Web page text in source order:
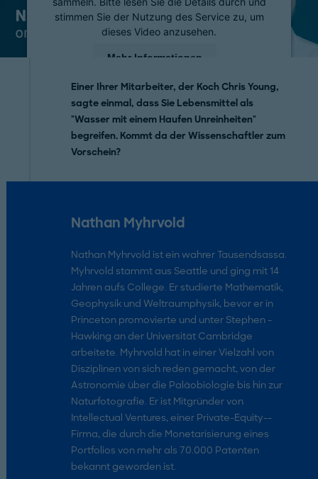
stimmen Sie der Nutzung des Service zu, um
dieses Video anzusehen.
Mehr Informationen
Akzeptieren
powered byUsercentrics Consent Management
Platform
Einer Ihrer Mitarbeiter, der Koch Chris Young,
sagte einmal, dass Sie Lebensmittel als
"Wasser mit einem Haufen Unreinheiten"
begreifen. Kommt da der Wissenschaftler zum
Vorschein?
Nathan Myhrvold
Nathan Myhrvold ist ein wahrer Tausendsassa.
­Myhrvold stammt aus Seattle und ging mit 14
Jahren aufs College. Er studierte Mathematik,
Geophysik und Weltraum­physik, bevor er in
Princeton promovierte und unter ­Stephen ­
Hawking an der Universität Cambridge
arbeitete. ­Myhrvold hat in einer Vielzahl von
Disziplinen von sich reden gemacht, von der
Astronomie über die Paläobiologie bis hin zur
Naturfotografie. Er ist Mitgründer von
Intellectual Ventures, einer Private-­Equity-­
Firma, die durch die Monetarisierung eines
Portfolios von mehr als 70.000 Patenten
bekannt geworden ist.